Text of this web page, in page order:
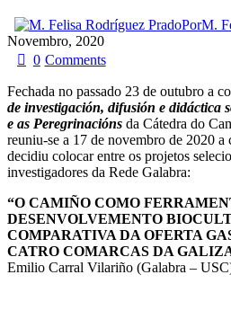
PorM.
Novembro, 2020
0 Comments
Fechada no passado 23 de outubro a
de investigación, difusión e didáctica
e as Peregrinacións da Cátedra do
reuniu-se a 17 de novembro de 2020 a
decidiu colocar entre os projetos
investigadores da Rede Galabra:
“O CAMIÑO COMO
DESENVOLVEMENTO
COMPARATIVA DA OFERTA
CATRO COMARCAS DA
Emilio Carral Vilariño (Galabra –